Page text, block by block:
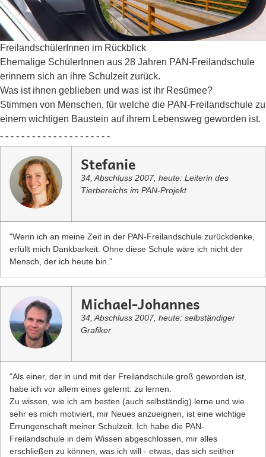
FreilandschülerInnen im Rückblick
Ehemalige SchülerInnen aus 28 Jahren PAN-Freilandschule
erinnern sich an ihre Schulzeit zurück.
Was ist ihnen geblieben und was ist ihr Resümee?
Stimmen von Menschen, für welche die PAN-Freilandschule zu
einem wichtigen Baustein auf ihrem Lebensweg geworden ist.
- - - - - - - - - - - - - - - - - - - - -
Stefanie
34, Abschluss 2007, heute: Leiterin des
Tierbereichs im PAN-Projekt
"Wenn ich an meine Zeit in der PAN-Freilandschule zurückdenke,
erfüllt mich Dankbarkeit. Ohne diese Schule wäre ich nicht der
Mensch, der ich heute bin."
Michael-Johannes
34, Abschluss 2007, heute: selbständiger
Grafiker
"Als einer, der in und mit der Freilandschule groß geworden ist,
habe ich vor allem eines gelernt: zu lernen.
Zu wissen, wie ich am besten (auch selbständig) lerne und wie
sehr es mich motiviert, mir Neues anzueignen, ist eine wichtige
Errungenschaft meiner Schulzeit. Ich habe die PAN-
Freilandschule in dem Wissen abgeschlossen, mir alles
erschließen zu können, was ich will - etwas, das sich seither